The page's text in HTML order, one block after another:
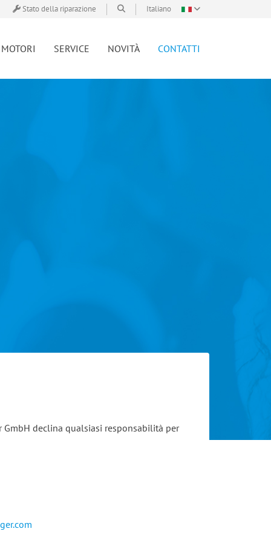
Stato della riparazione Italiano
MOTORI SERVICE NOVITÀ CONTATTI
declina qualsiasi responsabilità per